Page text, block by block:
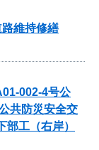
維持修繕
002-4号公
共防災安全交
工（右岸）